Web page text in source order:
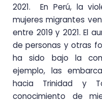
2021. En Perú, la
mujeres migrantes
entre 2019 y 2021. El
de personas y otras
ha sido bajo la
ejemplo, las
hacia Trinidad y
conocimiento de